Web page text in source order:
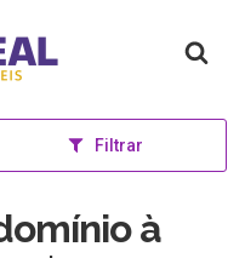
Filtrar
à